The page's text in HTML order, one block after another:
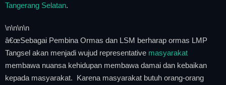
Tangerang Selatan.
\n\n\n\n
â€œSebagai Pembina Ormas dan LSM berharap ormas LMP
Tangsel akan menjadi wujud representative masyarakat
membawa nuansa kehidupan membawa damai dan kebaikan
kepada masyarakat. Karena masyarakat butuh orang-orang